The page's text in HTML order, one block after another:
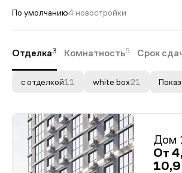
По умолчанию4 новостройки
Отделка3 Комнатность5 Срок
с отделкой11 white box21
Дом
От
10,9